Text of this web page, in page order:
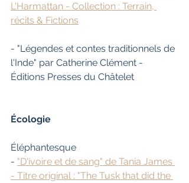
L'Harmattan - Collection : Terrain,
récits & Fictions
- "Légendes et contes traditionnels de
l'Inde" par Catherine Clément -
Éditions Presses du Châtelet
Écologie
Éléphantesque
- "D'ivoire et de sang" de Tania James
- Titre original : "The Tusk that did the